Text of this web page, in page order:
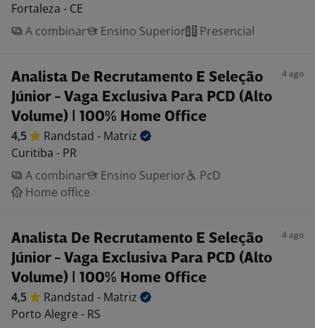
Fortaleza - CE
A combinar
Ensino Superior Presencial
Analista De Recrutamento E Seleção
Júnior - Vaga Exclusiva Para PCD (Alto
Volume) | 100% Home Office
4 ago
4,5 Randstad - Matriz
Curitiba - PR
A combinar
Ensino Superior
PcD
Home office
Analista De Recrutamento E Seleção
Júnior - Vaga Exclusiva Para PCD (Alto
Volume) | 100% Home Office
4 ago
4,5 Randstad - Matriz
Porto Alegre - RS